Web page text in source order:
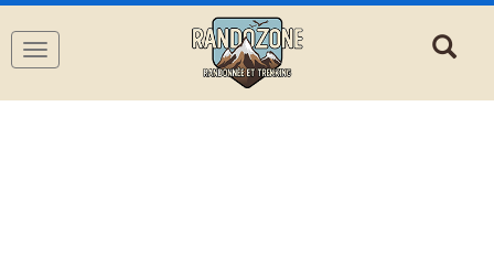
Navigation